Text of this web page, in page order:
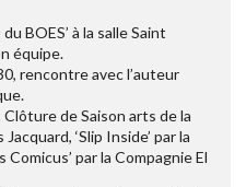
BOES’ à la salle Saint
équipe.
rencontre avec l’auteur
de Saison arts de la
‘Slip Inside’ par la
par la Compagnie El